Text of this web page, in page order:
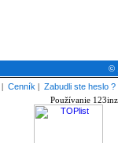
©
| Cenník | Zabudli ste heslo ?
Používanie